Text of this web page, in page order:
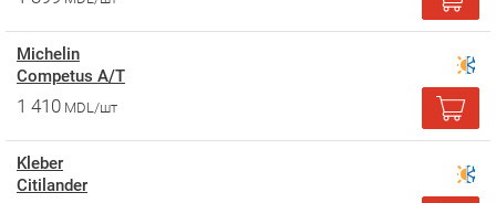
Michelin
Competus A/T
1 410 MDL/шт
Kleber
Citilander